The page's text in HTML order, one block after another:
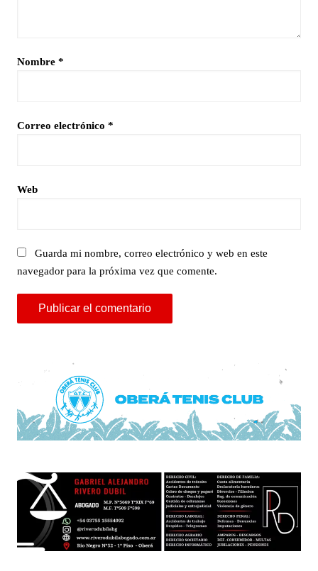
Nombre *
Correo electrónico *
Web
Guarda mi nombre, correo electrónico y web en este
navegador para la próxima vez que comente.